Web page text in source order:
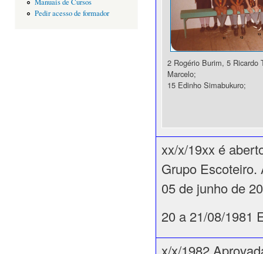
Pedir acesso de formador
2 Rogério Burim, 5 Ricardo
Marcelo;
15 Edinho Simabukuro;
xx/x/19xx é
Grupo Escoteiro.
05 de junho de
20 a 21/08/1981
x/x/1982